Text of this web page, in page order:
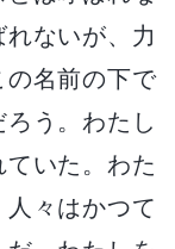
ないが、力
名前の下で
う。わたし
いた。わた
々はかつて